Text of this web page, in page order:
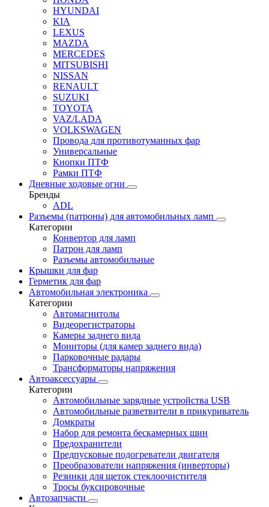
HYUNDAI
KIA
LEXUS
MAZDA
MERCEDES
MITSUBISHI
NISSAN
RENAULT
SUZUKI
TOYOTA
VAZ/LADA
VOLKSWAGEN
Провода для противотуманных фар
Универсальные
Кнопки ПТФ
Рамки ПТФ
Дневные ходовые огни
Бренды
ADL
Разъемы (патроны) для автомобильных ламп
Категории
Конвертор для ламп
Патрон для ламп
Разъемы автомобильные
Крышки для фар
Герметик для фар
Автомобильная электроника
Категории
Автомагнитолы
Видеорегистраторы
Камеры заднего вида
Мониторы (для камер заднего вида)
Парковочные радары
Трансформаторы напряжения
Автоаксессуары
Категории
Автомобильные зарядные устройства USB
Автомобильные разветвители в прикуриватель
Домкраты
Набор для ремонта бескамерных шин
Предохранители
Предпусковые подогреватели двигателя
Преобразователи напряжения (инверторы)
Резинки для щеток стеклоочистителя
Тросы буксировочные
Автозапчасти